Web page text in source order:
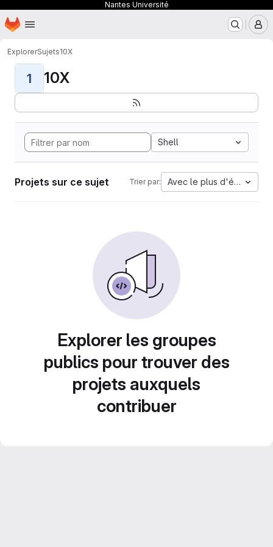
Nantes Université
Passer au contenu principal
Page d'accueil
ExplorerSujets10X
1 10X
Shell
Projets sur ce sujet Trier par: Avec le plus d'étoiles
Explorer les groupes
publics pour trouver des
projets auxquels
contribuer